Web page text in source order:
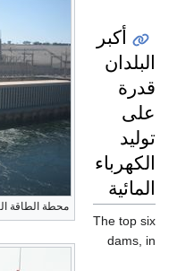
الكهرومائية في السد العالي، مصر